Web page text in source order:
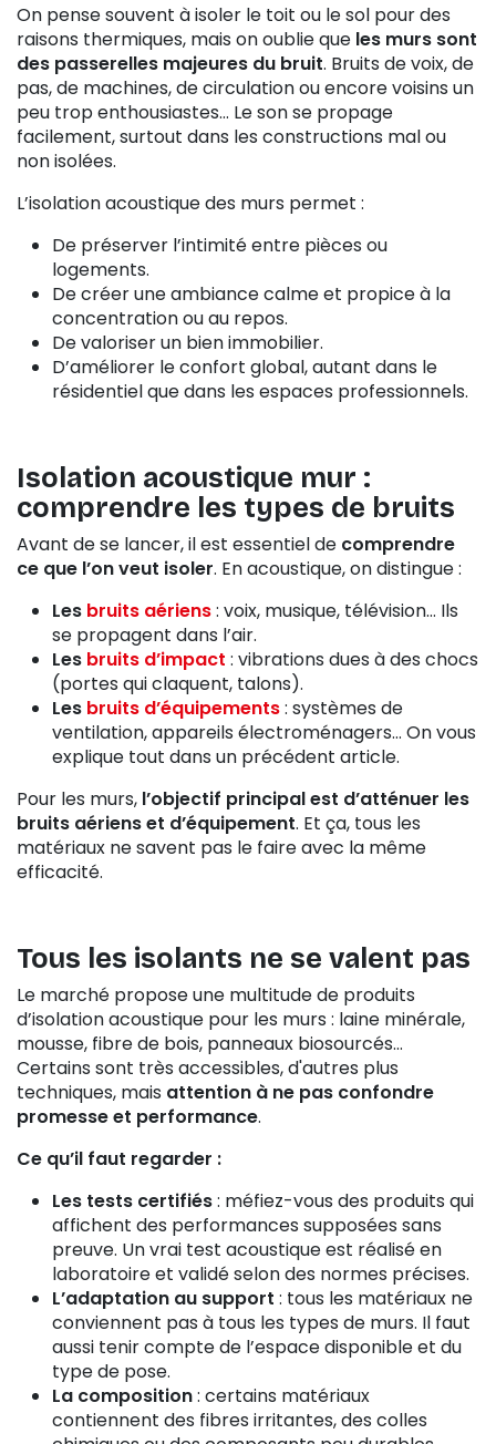
On pense souvent à isoler le toit ou le sol pour des
raisons thermiques, mais on oublie que les murs sont
des passerelles majeures du bruit. Bruits de voix, de
pas, de machines, de circulation ou encore voisins un
peu trop enthousiastes… Le son se propage
facilement, surtout dans les constructions mal ou
non isolées.
L’isolation acoustique des murs permet :
De préserver l’intimité entre pièces ou
logements.
De créer une ambiance calme et propice à la
concentration ou au repos.
De valoriser un bien immobilier.
D’améliorer le confort global, autant dans le
résidentiel que dans les espaces professionnels.
Isolation acoustique mur :
comprendre les types de bruits
Avant de se lancer, il est essentiel de comprendre
ce que l’on veut isoler. En acoustique, on distingue :
Les bruits aériens: voix, musique, télévision… Ils
se propagent dans l’air.
Les bruits d’impact : vibrations dues à des chocs
(portes qui claquent, talons).
Les bruits d’équipements: systèmes de
ventilation, appareils électroménagers… On vous
explique tout dans un précédent article.
Pour les murs, l’objectif principal est d’atténuer les
bruits aériens et d’équipement. Et ça, tous les
matériaux ne savent pas le faire avec la même
efficacité.
Tous les isolants ne se valent pas
Le marché propose une multitude de produits
d’isolation acoustique pour les murs : laine minérale,
mousse, fibre de bois, panneaux biosourcés…
Certains sont très accessibles, d'autres plus
techniques, mais attention à ne pas confondre
promesse et performance.
Ce qu’il faut regarder :
Les tests certifiés: méfiez-vous des produits qui
affichent des performances supposées sans
preuve. Un vrai test acoustique est réalisé en
laboratoire et validé selon des normes précises.
L’adaptation au support : tous les matériaux ne
conviennent pas à tous les types de murs. Il faut
aussi tenir compte de l’espace disponible et du
type de pose.
La composition: certains matériaux
contiennent des fibres irritantes, des colles